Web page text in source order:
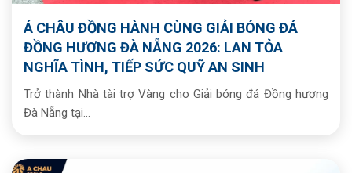
Á CHÂU ĐỒNG HÀNH CÙNG GIẢI BÓNG ĐÁ
ĐỒNG HƯƠNG ĐÀ NẴNG 2026: LAN TỎA
NGHĨA TÌNH, TIẾP SỨC QUỸ AN SINH
Trở thành Nhà tài trợ Vàng cho Giải bóng đá Đồng hương
Đà Nẵng tại...